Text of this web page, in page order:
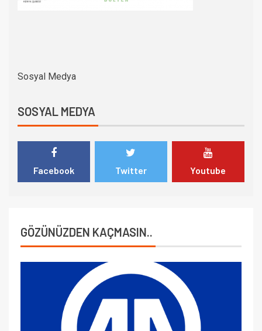
Sosyal Medya
SOSYAL MEDYA
Facebook Twitter Youtube
GÖZÜNÜZDEN KAÇMASIN..